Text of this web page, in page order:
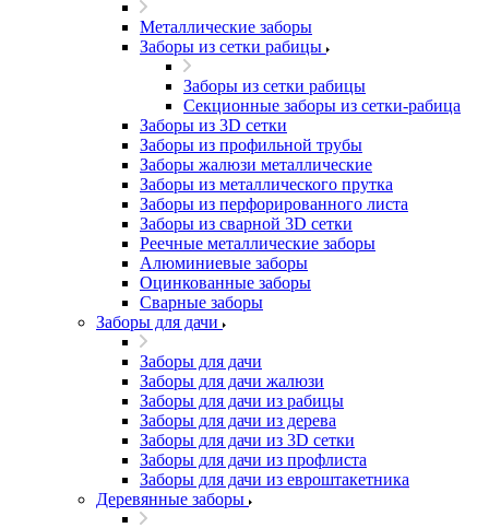
Металлические заборы
Заборы из сетки рабицы
Заборы из сетки рабицы
Секционные заборы из сетки-рабица
Заборы из 3D сетки
Заборы из профильной трубы
Заборы жалюзи металлические
Заборы из металлического прутка
Заборы из перфорированного листа
Заборы из сварной 3D сетки
Реечные металлические заборы
Алюминиевые заборы
Оцинкованные заборы
Сварные заборы
Заборы для дачи
Заборы для дачи
Заборы для дачи жалюзи
Заборы для дачи из рабицы
Заборы для дачи из дерева
Заборы для дачи из 3D сетки
Заборы для дачи из профлиста
Заборы для дачи из евроштакетника
Деревянные заборы